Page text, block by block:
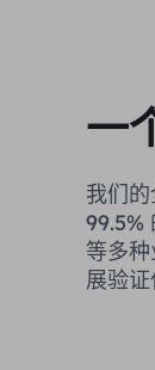
一
我们
99.5%
等多
展验